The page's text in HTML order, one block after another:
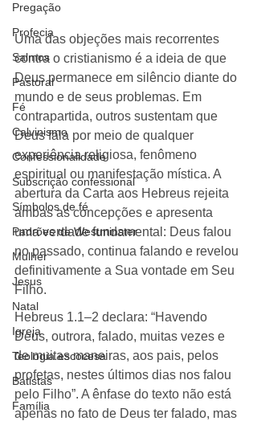
Pregação
Profecia
Salmos
Pastoral
Fé
Calvinismo
Confessionalidade
Subscrição confessional
Símbolos de fé
Padrões de Westminster
Mulher
Jesus
Natal
Igreja
Teologia escocesa
Batistas
Família
Fala à Sua Igreja Hoje
Uma das objeções mais recorrentes
contra o cristianismo é a ideia de que
Deus permanece em silêncio diante do
mundo e de seus problemas. Em
contrapartida, outros sustentam que
Deus fala por meio de qualquer
experiência religiosa, fenômeno
espiritual ou manifestação mística. A
abertura da Carta aos Hebreus rejeita
ambas as concepções e apresenta
uma verdade fundamental: Deus falou
no passado, continua falando e revelou
definitivamente a Sua vontade em Seu
Filho.
Hebreus 1.1–2 declara: “Havendo
Deus, outrora, falado, muitas vezes e
de muitas maneiras, aos pais, pelos
profetas, nestes últimos dias nos falou
pelo Filho”. A ênfase do texto não está
apenas no fato de Deus ter falado, mas